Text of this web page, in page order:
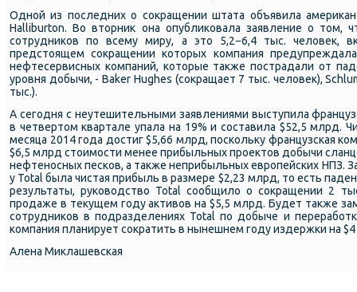
Одной из последних о сокращении штата объявила
Halliburton. Во вторник она опубликовала заявление о том,
сотрудников по всему миру, а это 5,2−6,4 тыс. человек,
предстоящем сокращении которых компания
нефтесервисных компаний, которые также пострадали от
уровня добычи, - Baker Hughes (сокращает 7 тыс. человек),
тыс.).
А сегодня с неутешительными заявлениями выступила
в четвертом квартале упала на 19% и составила $52,5 млрд.
месяца 2014 года достиг $5,66 млрд, поскольку французская
$6,5 млрд стоимости менее прибыльных проектов добычи
нефтеносных песков, а также неприбыльных европейских НПЗ.
у Total была чистая прибыль в размере $2,23 млрд, то есть
результаты, руководство Total сообщило о сокращении 2
продаже в текущем году активов на $5,5 млрд. Будет также
сотрудников в подразделениях Total по добыче и
компания планирует сократить в нынешнем году издержки на
Алена Миклашевская